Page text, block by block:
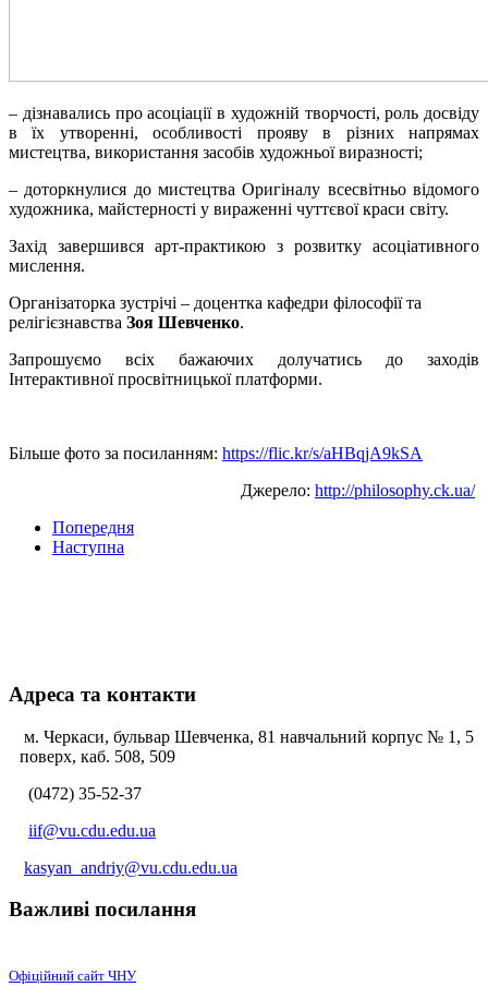
– дізнавались про асоціації в художній творчості, роль досвіду
в їх утворенні, особливості прояву в різних напрямах
мистецтва, використання засобів художньої виразності;
– доторкнулися до мистецтва Оригіналу всесвітньо відомого
художника, майстерності у вираженні чуттєвої краси світу.
Захід завершився арт-практикою з розвитку асоціативного
мислення.
Організаторка зустрічі – доцентка кафедри філософії та
релігієзнавства Зоя Шевченко.
Запрошуємо всіх бажаючих долучатись до заходів
Інтерактивної просвітницької платформи.
Більше фото за посиланням: https://flic.kr/s/aHBqjA9kSA
Джерело: http://philosophy.ck.ua/
Попередня
Наступна
Адреса та контакти
м. Черкаси, бульвар Шевченка, 81 навчальний корпус № 1, 5
поверх, каб. 508, 509
(0472) 35-52-37
iif@vu.cdu.edu.ua
kasyan_andriy@vu.cdu.edu.ua
Важливі посилання
Офіційний сайт ЧНУ